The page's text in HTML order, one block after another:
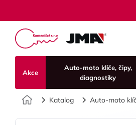
Akce
Auto-moto klíče, čipy,
diagnostiky
Úvod
Katalog Auto-moto